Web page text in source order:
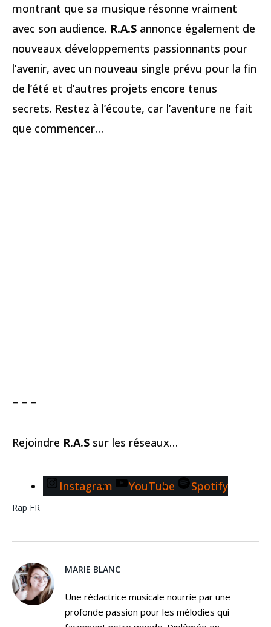
montrant que sa musique résonne vraiment
avec son audience. R.A.S annonce également de
nouveaux développements passionnants pour
l’avenir, avec un nouveau single prévu pour la fin
de l’été et d’autres projets encore tenus
secrets. Restez à l’écoute, car l’aventure ne fait
que commencer…
– – –
Rejoindre R.A.S sur les réseaux…
Instagram YouTube Spotify
Rap FR
MARIE BLANC
Une rédactrice musicale nourrie par une
profonde passion pour les mélodies qui